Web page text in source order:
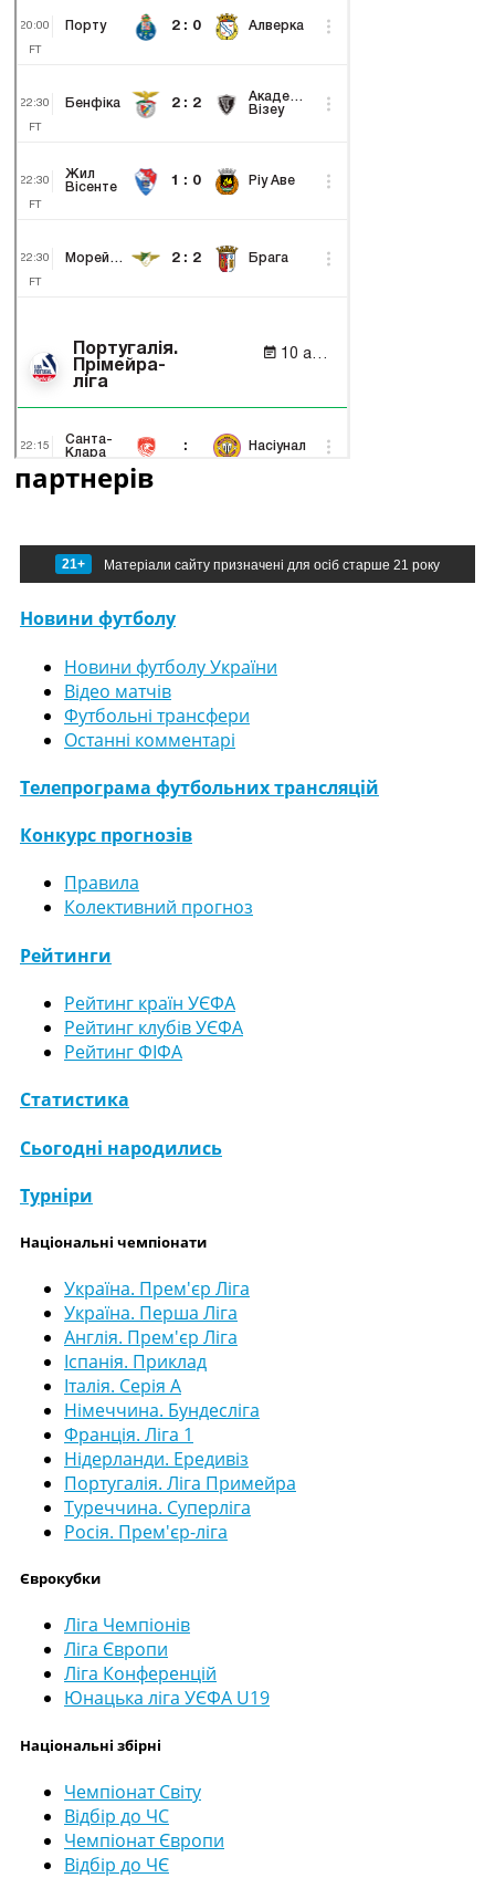
партнерів
21+ Матеріали сайту призначені для осіб старше 21 року
Новини футболу
Новини футболу України
Відео матчів
Футбольні трансфери
Останні комментарі
Телепрограма футбольних трансляцій
Конкурс прогнозів
Правила
Колективний прогноз
Рейтинги
Рейтинг країн УЄФА
Рейтинг клубів УЄФА
Рейтинг ФІФА
Статистика
Сьогодні народились
Турніри
Національні чемпіонати
Україна. Прем'єр Ліга
Україна. Перша Ліга
Англія. Прем'єр Ліга
Іспанія. Приклад
Італія. Серія А
Німеччина. Бундесліга
Франція. Ліга 1
Нідерланди. Ередивіз
Португалія. Ліга Примейра
Туреччина. Суперліга
Росія. Прем'єр-ліга
Єврокубки
Ліга Чемпіонів
Ліга Європи
Ліга Конференцій
Юнацька ліга УЄФА U19
Національні збірні
Чемпіонат Світу
Відбір до ЧС
Чемпіонат Європи
Відбір до ЧЄ